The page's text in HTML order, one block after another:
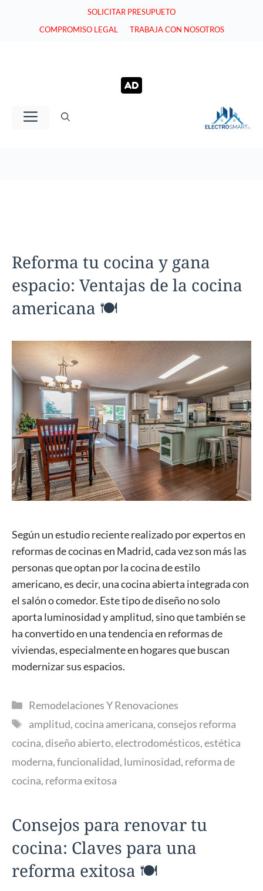
SOLICITAR PRESUPUETO
COMPROMISO LEGAL
TRABAJA CON NOSOTROS
Menú
Reforma tu cocina y gana
espacio: Ventajas de la cocina
americana 🍽️
Según un estudio reciente realizado por expertos en
reformas de cocinas en Madrid, cada vez son más las
personas que optan por la cocina de estilo
americano, es decir, una cocina abierta integrada con
el salón o comedor. Este tipo de diseño no solo
aporta luminosidad y amplitud, sino que también se
ha convertido en una tendencia en reformas de
viviendas, especialmente en hogares que buscan
modernizar sus espacios.
Categorías
Remodelaciones Y Renovaciones
Etiquetas
amplitud,cocina americana,consejos reforma
cocina,diseño abierto,electrodomésticos,estética
moderna,funcionalidad, luminosidad, reforma de
cocina, reforma exitosa
Consejos para renovar tu
cocina: Claves para una
reforma exitosa 🍽️